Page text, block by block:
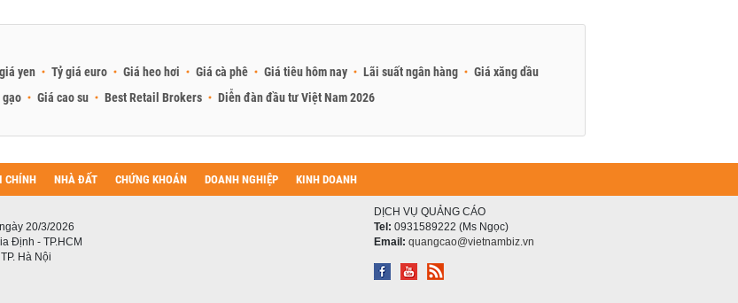
yen Tỷ giá euro Giá heo hơi Giá cà phê Giá tiêu hôm nay Lãi suất ngân hàng
Giá xăng dầu
gạo Giá cao su Best Retail Brokers Diễn đàn đầu tư Việt Nam 2026
CHÍNH NHÀ ĐẤT CHỨNG KHOÁN DOANH NGHIỆP KINH DOANH
20/3/2026
Định - TP.HCM
Hà Nội
DỊCH VỤ QUẢNG CÁO
Tel: 0931589222 (Ms Ngọc)
Email: quangcao@vietnambiz.vn